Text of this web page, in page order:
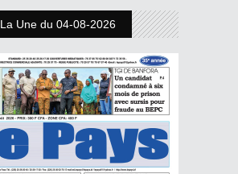
La Une du 04-08-2026